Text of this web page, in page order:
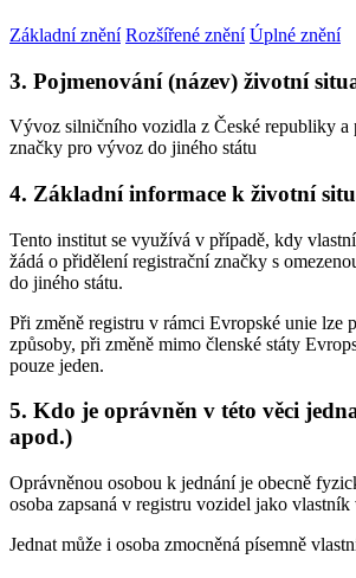
Základní znění Rozšířené znění Úplné znění
3. Pojmenování (název) životní
Vývoz silničního vozidla z České republiky a
značky pro vývoz do jiného státu
4. Základní informace k životní
Tento institut se využívá v případě, kdy
žádá o přidělení registrační značky s
do jiného státu.
Při změně registru v rámci Evropské unie lze
způsoby, při změně mimo členské státy
pouze jeden.
5. Kdo je oprávněn v této věci
apod.)
Oprávněnou osobou k jednání je obecně
osoba zapsaná v registru vozidel jako vlastník
Jednat může i osoba zmocněná písemně